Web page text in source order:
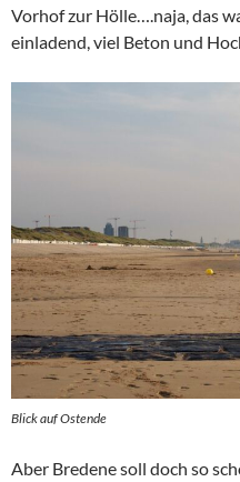
Vorhof zur Hölle….naja, das
einladend, viel Beton und
Blick auf Ostende
Aber Bredene soll doch so